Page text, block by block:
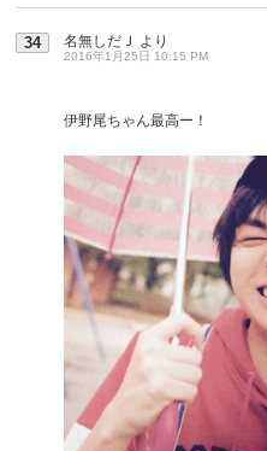
34 名無しだＪ より
2016年1月25日 10:15 PM
伊野尾ちゃん最高ー！